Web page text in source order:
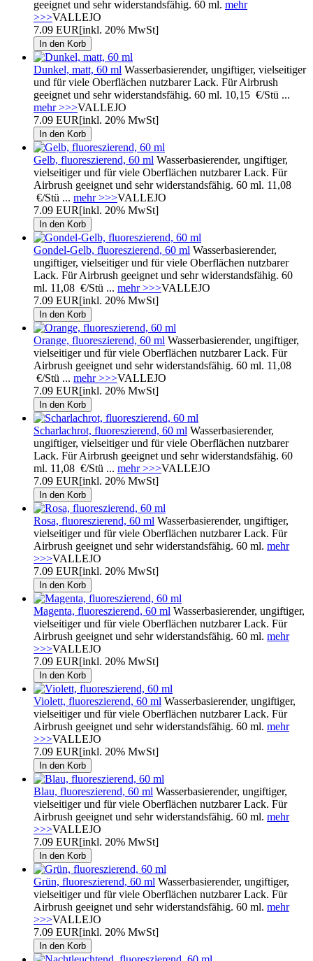
geeignet und sehr widerstandsfähig. 60 ml. mehr
>>>VALLEJO
7.09 EUR[inkl. 20% MwSt]
Dunkel, matt, 60 ml Wasserbasierender, ungiftiger, vielseitiger
und für viele Oberflächen nutzbarer Lack. Für Airbrush
geeignet und sehr widerstandsfähig. 60 ml. 10,15 €/Stü ...
mehr >>>VALLEJO
7.09 EUR[inkl. 20% MwSt]
Gelb, fluoreszierend, 60 ml Wasserbasierender, ungiftiger,
vielseitiger und für viele Oberflächen nutzbarer Lack. Für
Airbrush geeignet und sehr widerstandsfähig. 60 ml. 11,08
€/Stü ... mehr >>>VALLEJO
7.09 EUR[inkl. 20% MwSt]
Gondel-Gelb, fluoreszierend, 60 ml Wasserbasierender,
ungiftiger, vielseitiger und für viele Oberflächen nutzbarer
Lack. Für Airbrush geeignet und sehr widerstandsfähig. 60
ml. 11,08 €/Stü ... mehr >>>VALLEJO
7.09 EUR[inkl. 20% MwSt]
Orange, fluoreszierend, 60 ml Wasserbasierender, ungiftiger,
vielseitiger und für viele Oberflächen nutzbarer Lack. Für
Airbrush geeignet und sehr widerstandsfähig. 60 ml. 11,08
€/Stü ... mehr >>>VALLEJO
7.09 EUR[inkl. 20% MwSt]
Scharlachrot, fluoreszierend, 60 ml Wasserbasierender,
ungiftiger, vielseitiger und für viele Oberflächen nutzbarer
Lack. Für Airbrush geeignet und sehr widerstandsfähig. 60
ml. 11,08 €/Stü ... mehr >>>VALLEJO
7.09 EUR[inkl. 20% MwSt]
Rosa, fluoreszierend, 60 ml Wasserbasierender, ungiftiger,
vielseitiger und für viele Oberflächen nutzbarer Lack. Für
Airbrush geeignet und sehr widerstandsfähig. 60 ml. mehr
>>>VALLEJO
7.09 EUR[inkl. 20% MwSt]
Magenta, fluoreszierend, 60 ml Wasserbasierender, ungiftiger,
vielseitiger und für viele Oberflächen nutzbarer Lack. Für
Airbrush geeignet und sehr widerstandsfähig. 60 ml. mehr
>>>VALLEJO
7.09 EUR[inkl. 20% MwSt]
Violett, fluoreszierend, 60 ml Wasserbasierender, ungiftiger,
vielseitiger und für viele Oberflächen nutzbarer Lack. Für
Airbrush geeignet und sehr widerstandsfähig. 60 ml. mehr
>>>VALLEJO
7.09 EUR[inkl. 20% MwSt]
Blau, fluoreszierend, 60 ml Wasserbasierender, ungiftiger,
vielseitiger und für viele Oberflächen nutzbarer Lack. Für
Airbrush geeignet und sehr widerstandsfähig. 60 ml. mehr
>>>VALLEJO
7.09 EUR[inkl. 20% MwSt]
Grün, fluoreszierend, 60 ml Wasserbasierender, ungiftiger,
vielseitiger und für viele Oberflächen nutzbarer Lack. Für
Airbrush geeignet und sehr widerstandsfähig. 60 ml. mehr
>>>VALLEJO
7.09 EUR[inkl. 20% MwSt]